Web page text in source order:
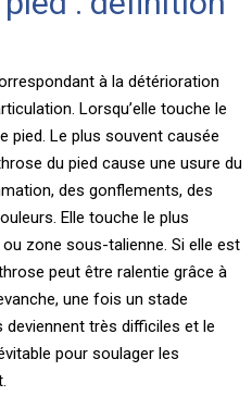
à la détérioration
Lorsqu’elle touche le
pied. Le plus souvent causée
du pied cause une usure du
des gonflements, des
Elle touche le plus
zone sous-talienne. Si elle est
peut être ralentie grâce à
une fois un stade
très difficiles et le
pour soulager les